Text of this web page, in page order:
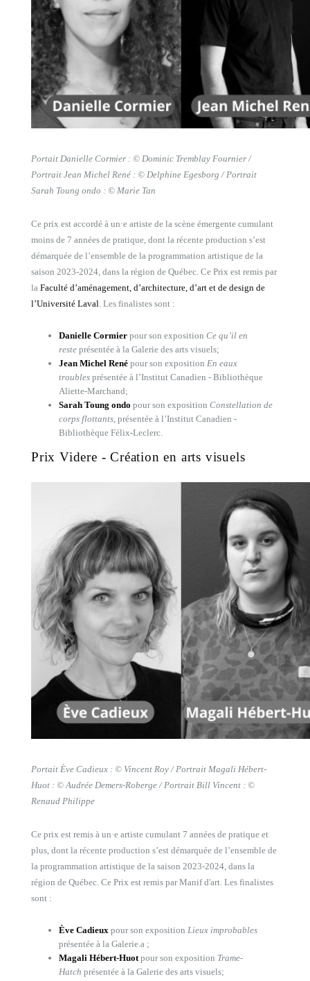
Portait Danielle Cormier : © Dominic Tremblay Fournier /
Portrait Jean Michel René : © Delphine Egesborg / Portrait
Sarah Toung ondo : © Marie Tan
Ce prix est accordé à un·e artiste de la scène émergente cumulant
moins de 7 années de pratique, dont la récente production s’est
démarquée de l’ensemble de la programmation artistique de la
saison 2023-2024, dans la région de Québec. Ce Prix est remis par
la Faculté d’aménagement, d’architecture, d’art et de design de
l’Université Laval. Les finalistes sont :
Danielle Cormier pour son exposition Ce qu’il en
reste présentée à la Galerie des arts visuels;
Jean Michel René pour son exposition En eaux
troubles présentée à l’Institut Canadien - Bibliothèque
Aliette-Marchand;
Sarah Toung ondo pour son exposition Constellation de
corps flottants, présentée à l’Institut Canadien -
Bibliothèque Félix-Leclerc.
Prix Videre - Création en arts visuels
Portait Ève Cadieux : © Vincent Roy / Portrait Magali Hébert-
Huot : © Audrée Demers-Roberge / Portrait Bill Vincent : ©
Renaud Philippe
Ce prix est remis à un·e artiste cumulant 7 années de pratique et
plus, dont la récente production s’est démarquée de l’ensemble de
la programmation artistique de la saison 2023-2024, dans la
région de Québec. Ce Prix est remis par Manif d'art. Les finalistes
sont :
Ève Cadieux pour son exposition Lieux improbables
présentée à la Galerie.a ;
Magali Hébert-Huotpour son exposition Trame-
Hatch présentée à la Galerie des arts visuels;